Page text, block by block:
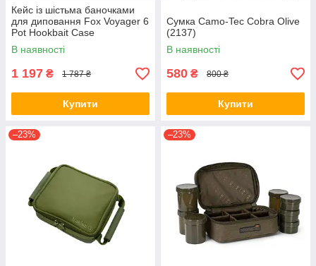
Кейс із шістьма баночками
для диповання Fox Voyager 6
Pot Hookbait Case
В наявності
1 197 ₴ 1 787 ₴
Купити
Сумка Camo-Tec Cobra Olive
(2137)
В наявності
580 ₴ 800 ₴
Купити
–23% –23%